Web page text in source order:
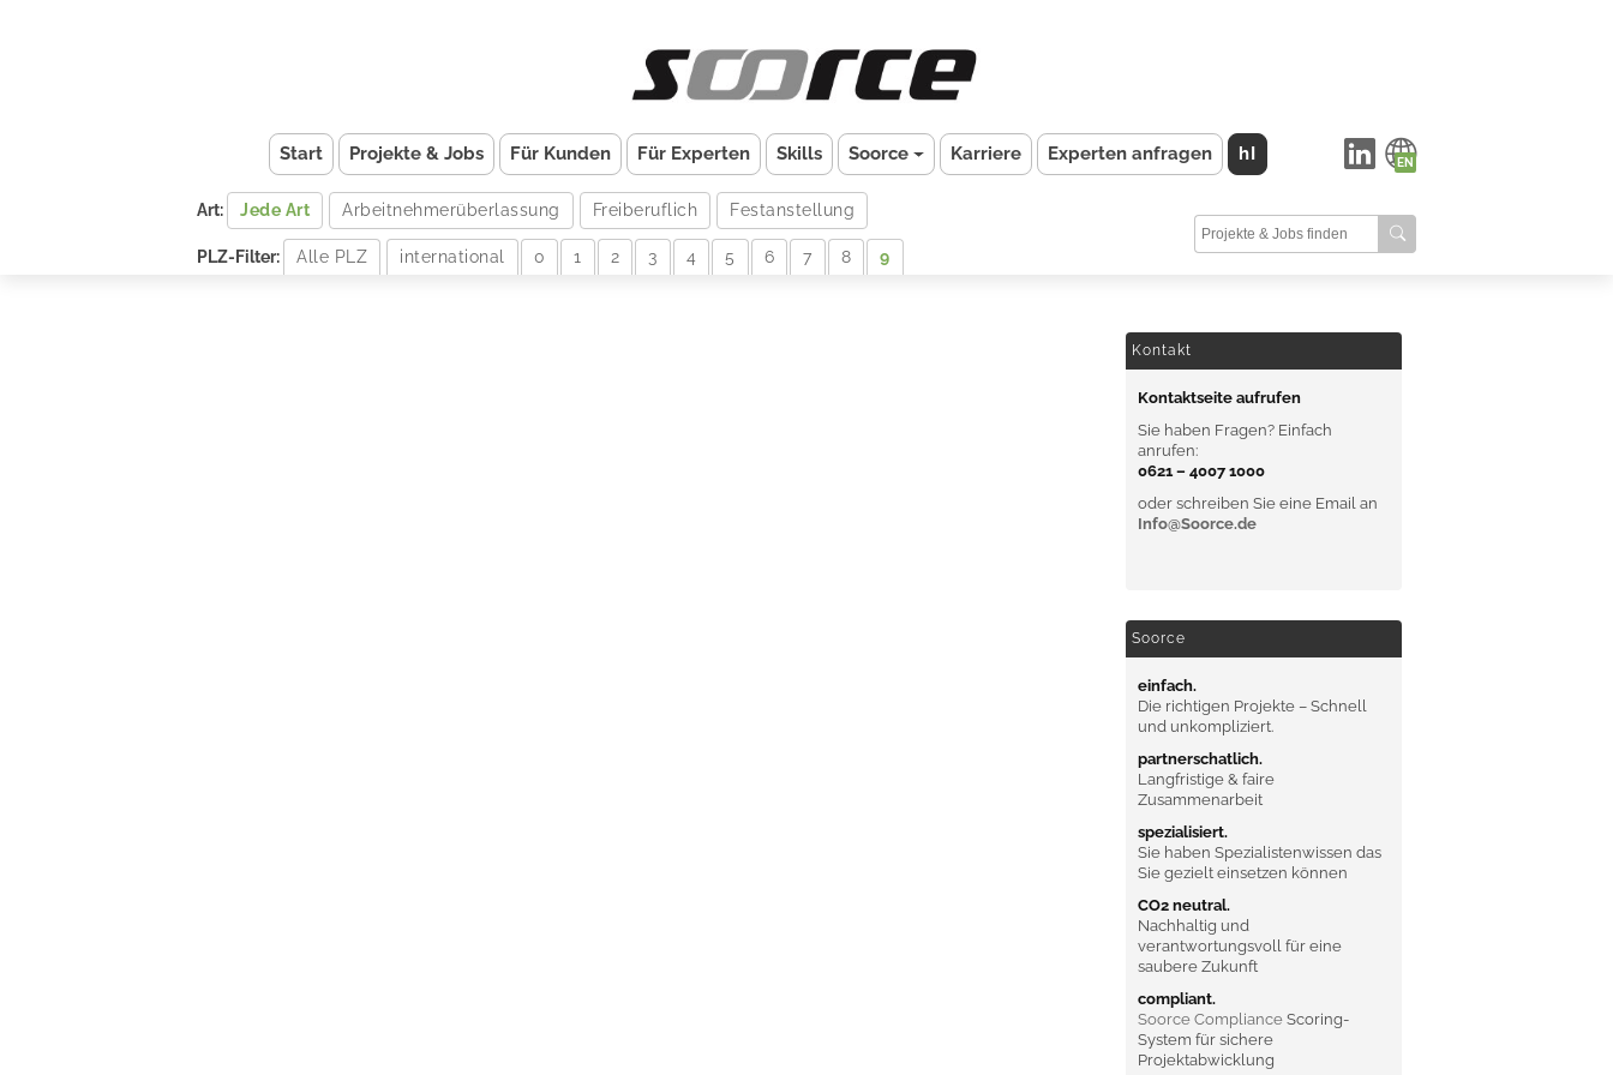
Start Projekte & Jobs Für Kunden Für Experten Skills Soorce Karriere Experten anfragen hI
Art: Jede Art Arbeitnehmerüberlassung Freiberuflich Festanstellung
PLZ-Filter: Alle PLZ international 0 1 2 3 4 5 6 7 8 9
Kontakt
Kontaktseite aufrufen
Sie haben Fragen? Einfach
anrufen:
0621 – 4007 1000
oder schreiben Sie eine Email an
Info@Soorce.de
Soorce
einfach.
Die richtigen Projekte – Schnell
und unkompliziert.
partnerschatlich.
Langfristige & faire
Zusammenarbeit
spezialisiert.
Sie haben Spezialistenwissen das
Sie gezielt einsetzen können
CO2 neutral.
Nachhaltig und
verantwortungsvoll für eine
saubere Zukunft
compliant.
Soorce ComplianceScoring-
System für sichere
Projektabwicklung